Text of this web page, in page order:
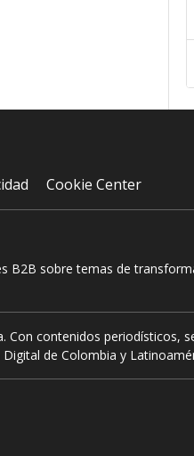
Cookie Center
sobre temas de
contenidos periodísticos,
de Colombia y